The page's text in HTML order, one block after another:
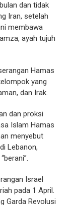
dan tidak
Iran, setelah
membawa
ayah tujuh
Hamas
yang
dan Irak.
dan proksi
Islam Hamas
menyebut
Lebanon,
Israel
pada 1 April.
Garda Revolusi